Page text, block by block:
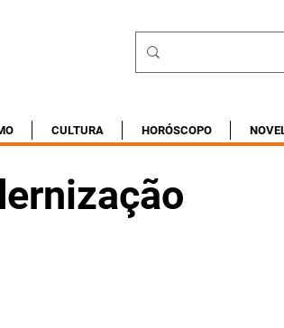
CULTURA HORÓSCOPO